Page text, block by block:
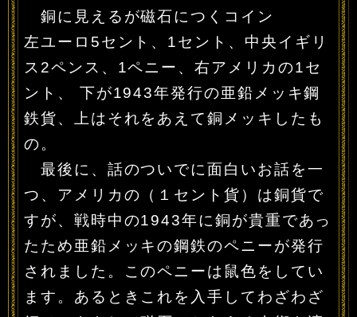
銅に見えるが磁石につくコイン
左ユーロ5セント、1セント、中央イギリ
ス2ペンス、1ペニー、右アメリカの1セ
ント、 下が1943年発行の亜鉛メッキ鋼
鉄貨、上はそれをあえて銅メッキしたも
の。
最後に、話のついでに面白いお話を一
つ、アメリカの（１セント貨）は銅貨で
すが、戦時中の1943年に銅が貴重であっ
たため亜鉛メッキの鋼鉄のペニーが発行
されました。このペニーは鼠色をしてい
ます。あるときこれを入手してわざわざ